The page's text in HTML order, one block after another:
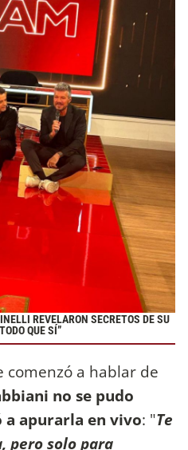
REVELARON SECRETOS DE SU
QUE SÍ”
comenzó a hablar de
no se pudo
apurarla en vivo: "Te
pero solo para